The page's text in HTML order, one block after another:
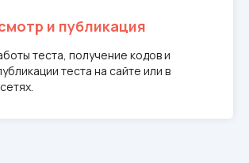
и публикация
теста, получение кодов и
теста на сайте или в